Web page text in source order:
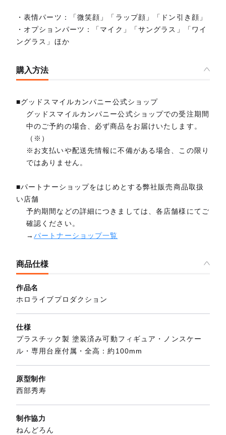
・表情パーツ：「微笑顔」「ラップ顔」「ドン引き顔」
・オプションパーツ：「マイク」「サングラス」「ワイ
ングラス」ほか
購入方法
■グッドスマイルカンパニー公式ショップ
グッドスマイルカンパニー公式ショップでの受注期間
中のご予約の場合、必ず商品をお届けいたします。
（※）
※お支払いや配送先情報に不備がある場合、この限り
ではありません。
■パートナーショップをはじめとする弊社販売商品取扱
い店舗
予約期間などの詳細につきましては、各店舗様にてご
確認ください。
→パートナーショップ一覧
商品仕様
作品名
ホロライブプロダクション
仕様
プラスチック製 塗装済み可動フィギュア・ノンスケー
ル・専用台座付属・全高：約100mm
原型制作
西部秀寿
制作協力
ねんどろん